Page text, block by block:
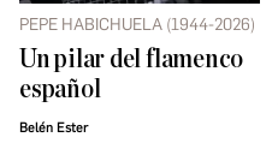
PEPE HABICHUELA (1944-2026)
Un pilar del flamenco
español
Belén Ester